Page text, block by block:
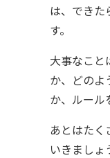
は、できた
す。
大事なこと
か、どのよ
か、ルール
あとはたく
いきましょ